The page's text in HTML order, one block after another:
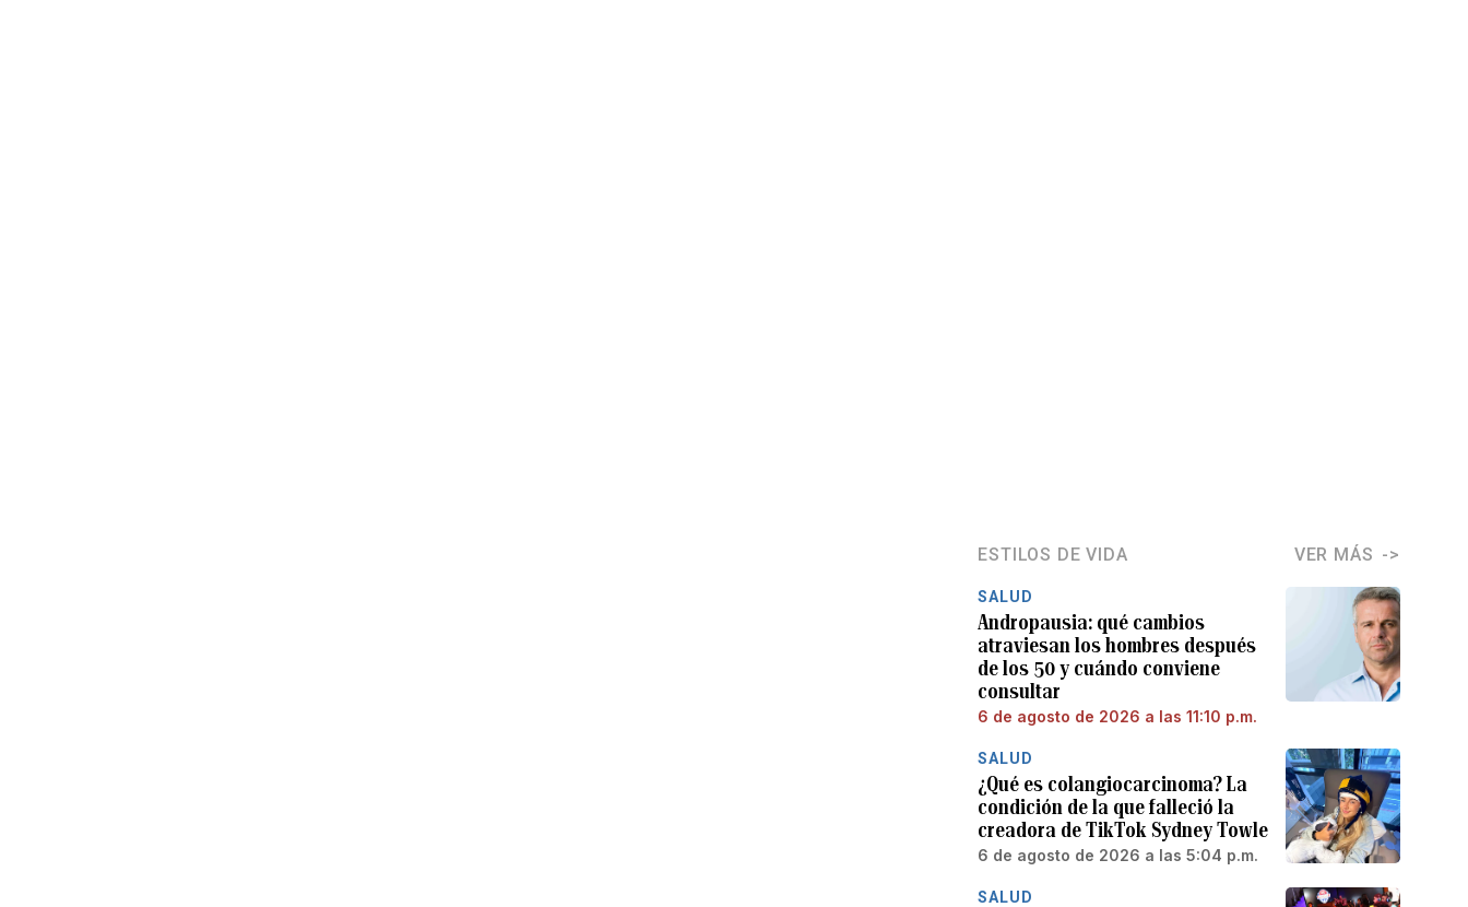
ESTILOS DE VIDA VER MÁS
SALUD
Andropausia: qué cambios
atraviesan los hombres después
de los 50 y cuándo conviene
consultar
6 de agosto de 2026 a las 11:10 p.m.
SALUD
¿Qué es colangiocarcinoma? La
condición de la que falleció la
creadora de TikTok Sydney Towle
6 de agosto de 2026 a las 5:04 p.m.
SALUD